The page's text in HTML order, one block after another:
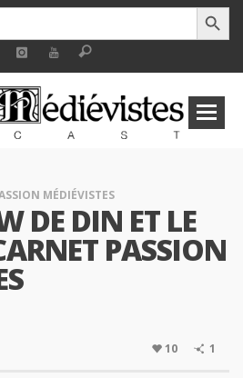
SEARCH
MÉDIÉVISTES
DE DIN ET LE
PASSION
10 1